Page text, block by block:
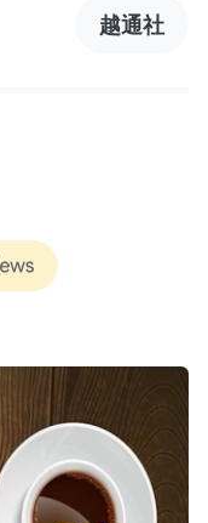
越通社